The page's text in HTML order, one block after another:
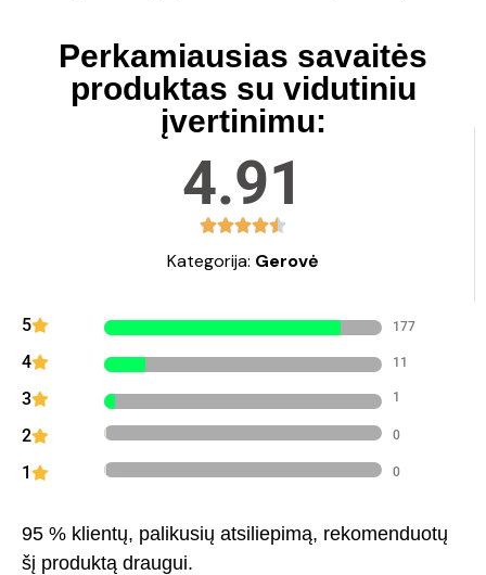
Perkamiausias savaitės
produktas su vidutiniu
įvertinimu:
4.91
Kategorija: Gerovė
5
4
3
2
1
177
11
1
0
0
95 % klientų, palikusių atsiliepimą, rekomenduotų
šį produktą draugui.